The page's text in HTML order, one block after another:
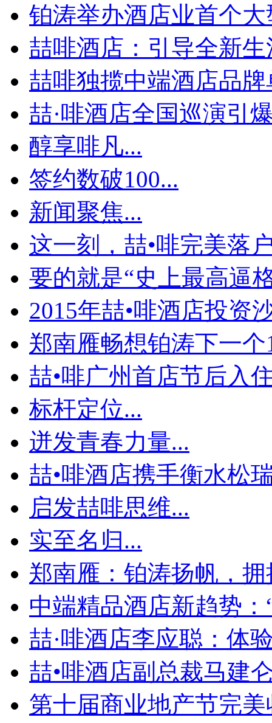
铂涛举办酒店业首个大
喆啡酒店：引导全新生
喆啡独揽中端酒店品牌
喆·啡酒店全国巡演引
醇享啡凡...
签约数破100...
新闻聚焦...
这一刻，喆•啡完美落
要的就是“史上最高逼
2015年喆•啡酒店投资
郑南雁畅想铂涛下一个
喆•啡广州首店节后入
标杆定位...
迸发青春力量...
喆•啡酒店携手衡水松
启发喆啡思维...
实至名归...
郑南雁：铂涛扬帆，
中端精品酒店新趋势：
喆·啡酒店李应聪：体
喆•啡酒店副总裁马建
第十届商业地产节完美